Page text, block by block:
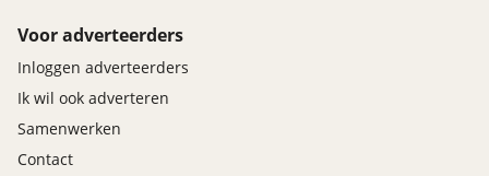
Voor adverteerders
Inloggen adverteerders
Ik wil ook adverteren
Samenwerken
Contact